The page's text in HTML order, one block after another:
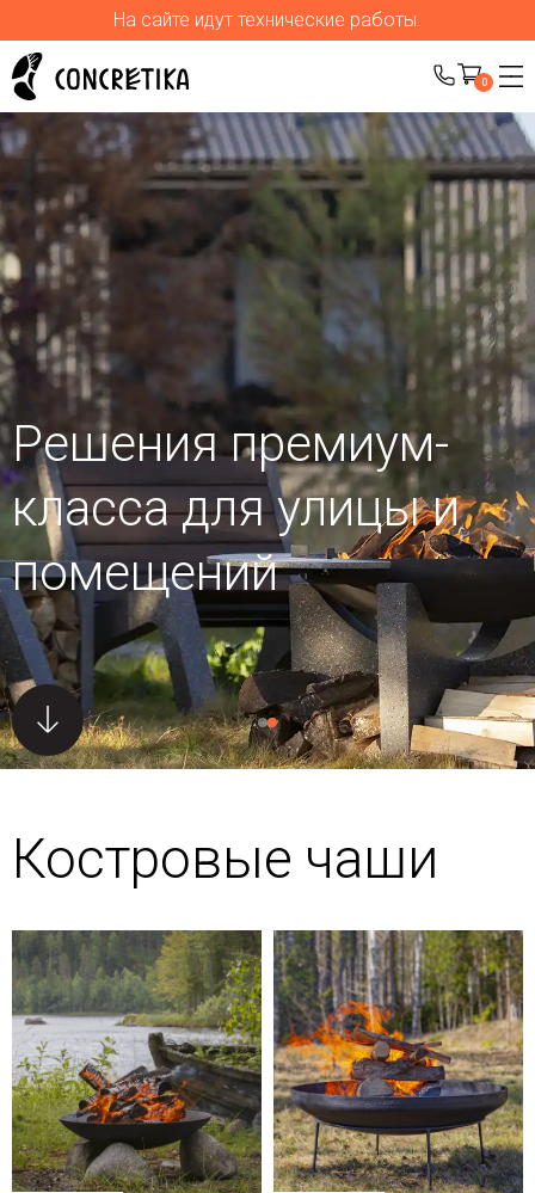
На сайте идут технические работы.
0
Решения премиум-
класса для улицыи
помещений
Костровые чаши